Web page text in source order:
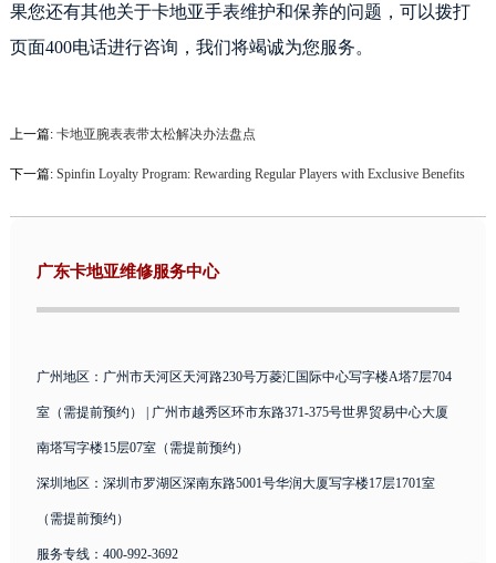
果您还有其他关于卡地亚手表维护和保养的问题，可以拨打
页面400电话进行咨询，我们将竭诚为您服务。
上一篇: 卡地亚腕表表带太松解决办法盘点
下一篇: Spinfin Loyalty Program: Rewarding Regular Players with Exclusive Benefits
广东卡地亚维修服务中心
广州地区：广州市天河区天河路230号万菱汇国际中心写字楼A塔7层704
室（需提前预约） | 广州市越秀区环市东路371-375号世界贸易中心大厦
南塔写字楼15层07室（需提前预约）
深圳地区：深圳市罗湖区深南东路5001号华润大厦写字楼17层1701室
（需提前预约）
服务专线：400-992-3692